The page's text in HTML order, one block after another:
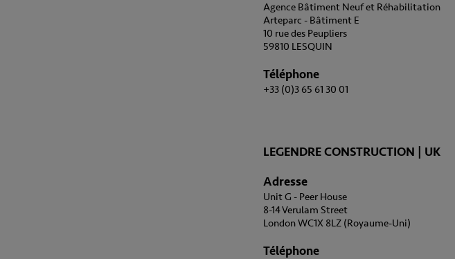
Agence Bâtiment Neuf et Réhabilitation
Arteparc - Bâtiment E
10 rue des Peupliers
59810 LESQUIN
Téléphone
+33 (0)3 65 61 30 01
LEGENDRE CONSTRUCTION | UK
Adresse
Unit G - Peer House
8-14 Verulam Street
London WC1X 8LZ (Royaume-Uni)
Téléphone